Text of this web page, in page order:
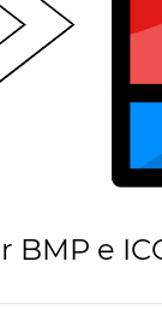
BMP e